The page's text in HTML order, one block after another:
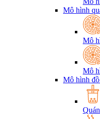
Mô hình
Mô
Mô
Mô hình